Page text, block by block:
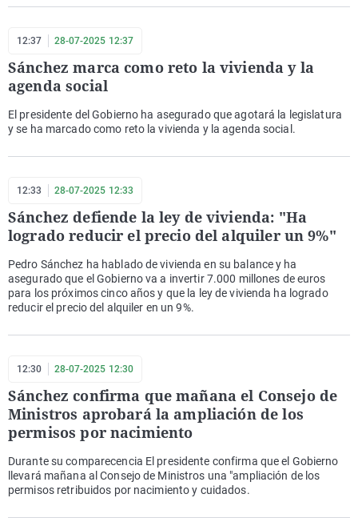
12:37 28-07-2025 12:37
Sánchez marca como reto la vivienda y la
agenda social
El presidente del Gobierno ha asegurado que agotará la legislatura
y se ha marcado como reto la vivienda y la agenda social.
12:33 28-07-2025 12:33
Sánchez defiende la ley de vivienda: "Ha
logrado reducir el precio del alquiler un 9%"
Pedro Sánchez ha hablado de vivienda en su balance y ha
asegurado que el Gobierno va a invertir 7.000 millones de euros
para los próximos cinco años y que la ley de vivienda ha logrado
reducir el precio del alquiler en un 9%.
12:30 28-07-2025 12:30
Sánchez confirma que mañana el Consejo de
Ministros aprobará la ampliación de los
permisos por nacimiento
Durante su comparecencia El presidente confirma que el Gobierno
llevará mañana al Consejo de Ministros una "ampliación de los
permisos retribuidos por nacimiento y cuidados.